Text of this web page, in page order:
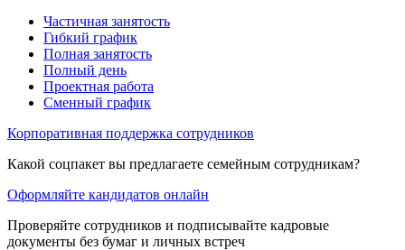
Частичная занятость
Гибкий график
Полная занятость
Полный день
Проектная работа
Сменный график
Корпоративная поддержка сотрудников
Какой соцпакет вы предлагаете семейным сотрудникам?
Оформляйте кандидатов онлайн
Проверяйте сотрудников и подписывайте кадровые
документы без бумаг и личных встреч